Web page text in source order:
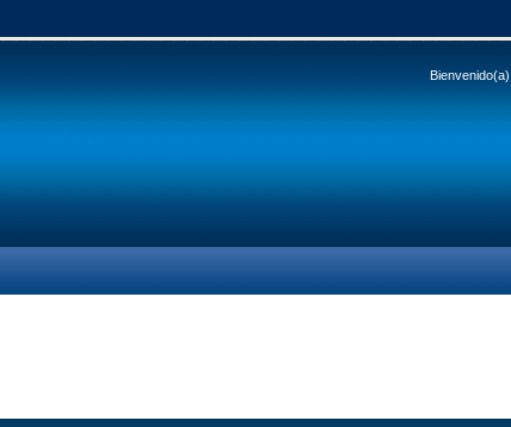
Bienvenido(a),